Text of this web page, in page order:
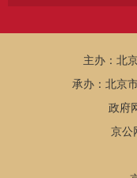
主办：北
承办：北京
政府
京公